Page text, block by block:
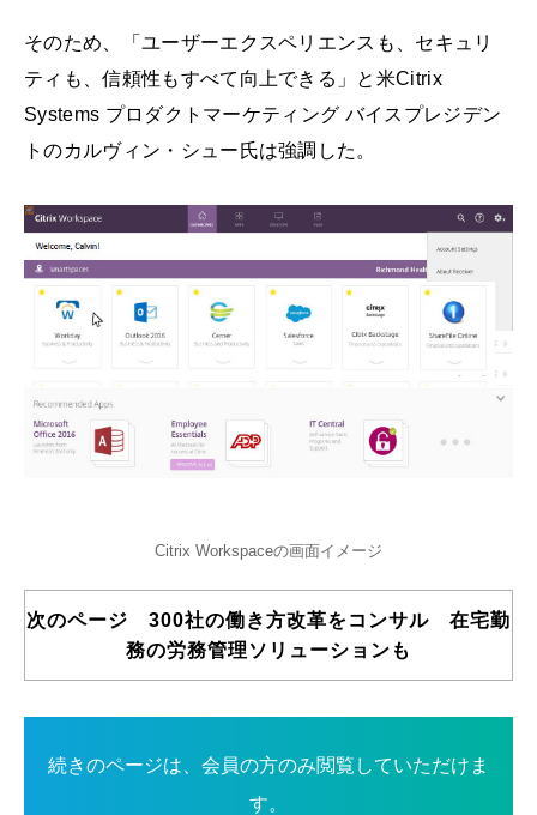
そのため、「ユーザーエクスペリエンスも、セキュリ
ティも、信頼性もすべて向上できる」と米Citrix
Systems プロダクトマーケティング バイスプレジデン
トのカルヴィン・シュー氏は強調した。
Citrix Workspaceの画面イメージ
次のページ 300社の働き方改革をコンサル 在宅勤
務の労務管理ソリューションも
続きのページは、会員の方のみ閲覧していただけま
す。